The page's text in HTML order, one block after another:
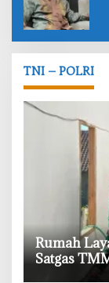
TNI – POLRI
‎Rumah
Satgas